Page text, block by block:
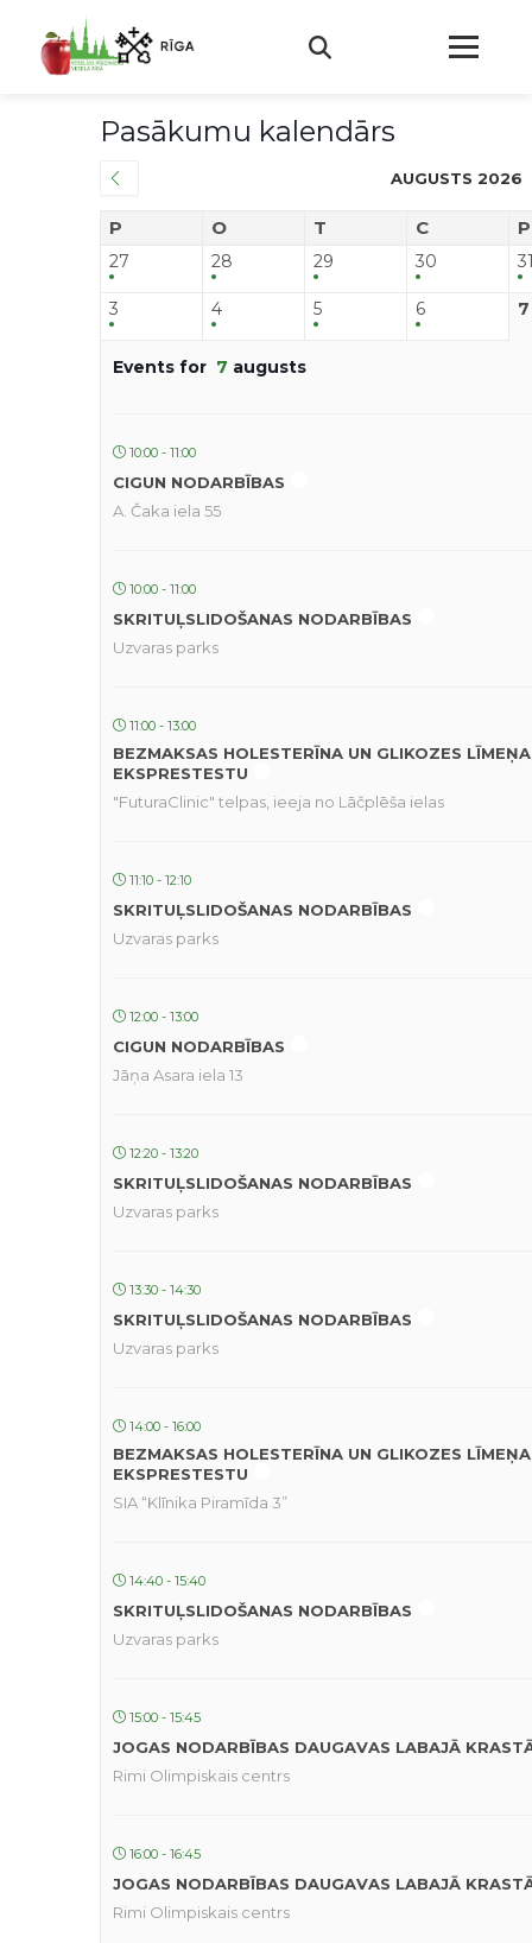
Pasākumu kalendārs
AUGUSTS 2026
P O T C
27 28 29 30
3 4 5 6 7
Events for 7 augusts
10:00 - 11:00
CIGUN NODARBĪBAS
A. Čaka iela 55
10:00 - 11:00
SKRITUĻSLIDOŠANAS NODARBĪBAS
Uzvaras parks
11:00 - 13:00
BEZMAKSAS HOLESTERĪNA UN GLIKOZES
EKSPRESTESTU
"FuturaClinic" telpas, ieeja no Lāčplēša ielas
11:10 - 12:10
SKRITUĻSLIDOŠANAS NODARBĪBAS
Uzvaras parks
12:00 - 13:00
CIGUN NODARBĪBAS
Jāņa Asara iela 13
12:20 - 13:20
SKRITUĻSLIDOŠANAS NODARBĪBAS
Uzvaras parks
13:30 - 14:30
SKRITUĻSLIDOŠANAS NODARBĪBAS
Uzvaras parks
14:00 - 16:00
BEZMAKSAS HOLESTERĪNA UN GLIKOZES
EKSPRESTESTU
SIA “Klīnika Piramīda 3”
14:40 - 15:40
SKRITUĻSLIDOŠANAS NODARBĪBAS
Uzvaras parks
15:00 - 15:45
JOGAS NODARBĪBAS DAUGAVAS LABAJĀ
Rimi Olimpiskais centrs
16:00 - 16:45
JOGAS NODARBĪBAS DAUGAVAS LABAJĀ
Rimi Olimpiskais centrs